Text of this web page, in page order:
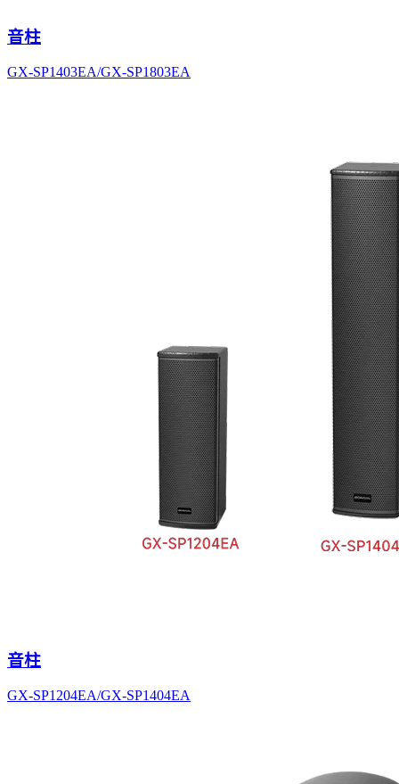
音柱
GX-SP1403EA/GX-SP1803EA
音柱
GX-SP1204EA/GX-SP1404EA